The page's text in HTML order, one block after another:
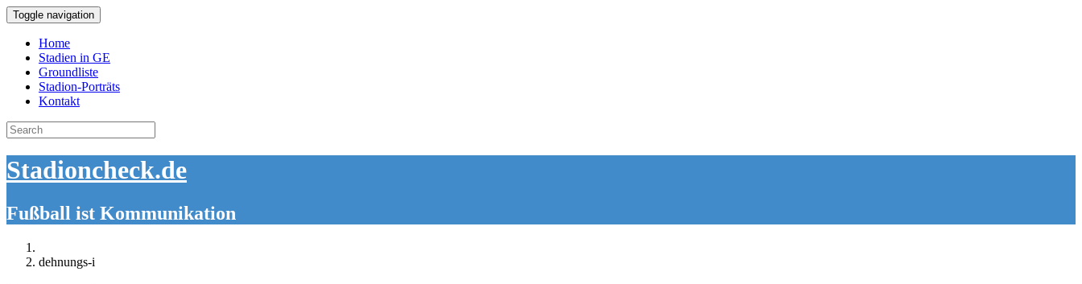
Toggle navigation
Home
Stadien in GE
Groundliste
Stadion-Porträts
Kontakt
Search
for:
Stadioncheck.de
Fußball ist Kommunikation
dehnungs-i